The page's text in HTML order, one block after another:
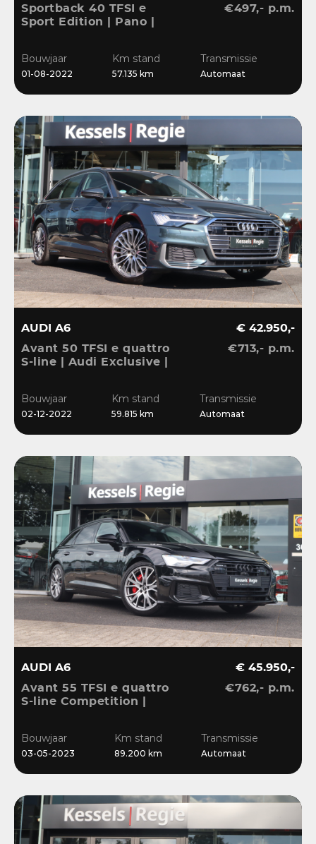
Sportback 40 TFSI e
Sport Edition | Pano |
Stoelverwarming
€497,- p.m.
Bouwjaar
01-08-2022
Km stand
57.135 km
Transmissie
Automaat
AUDI A6
Avant 50 TFSI e quattro
S-line | Audi Exclusive |
| Blis | CarPlay
€ 42.950,-
€713,- p.m.
Bouwjaar
02-12-2022
Km stand
59.815 km
Transmissie
Automaat
AUDI A6
Avant 55 TFSI e quattro
S-line Competition |
Ambient | Matrix | ACC |
Blis | Keyless
€ 45.950,-
€762,- p.m.
Bouwjaar
03-05-2023
Km stand
89.200 km
Transmissie
Automaat